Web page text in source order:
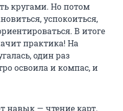
кругами. Но потом
успокоиться,
В итоге
практика! На
один раз
освоила и компас, и
навык — чтение карт.